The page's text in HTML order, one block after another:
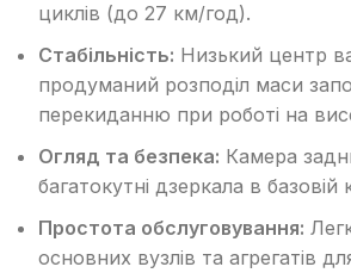
циклів (до 27 км/год).
Стабільність: Низький центр
продуманий розподіл маси
перекиданню при роботі на
Огляд та безпека: Камера
багатокутні дзеркала в базовій
Простота обслуговування:
основних вузлів та агрегатів